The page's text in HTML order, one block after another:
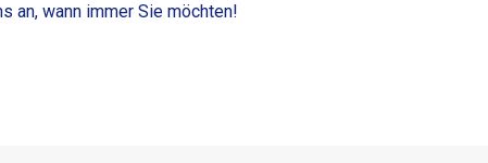
an, wann immer Sie möchten!